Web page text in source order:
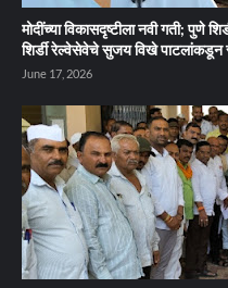
मोदींच्या विकासदृष्टीला नवी गती; पुणे
शिर्डी रेल्वेसेवेचे सुजय विखे पाटलांकडून
June 17, 2026